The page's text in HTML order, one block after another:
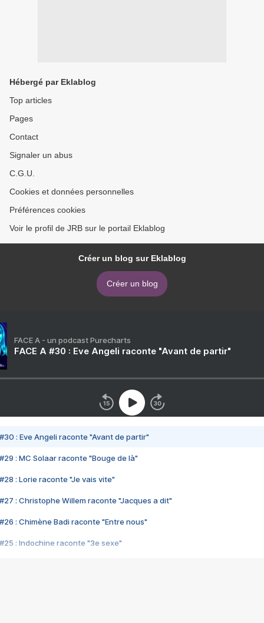
Hébergé par Eklablog
Top articles
Pages
Contact
Signaler un abus
C.G.U.
Cookies et données personnelles
Préférences cookies
Voir le profil de JRB sur le portail Eklablog
Créer un blog sur Eklablog
Créer un blog
FACE A - un podcast Purecharts
FACE A #30 : Eve Angeli raconte "Avant de partir"
#30 : Eve Angeli raconte "Avant de partir"
#29 : MC Solaar raconte "Bouge de là"
#28 : Lorie raconte "Je vais vite"
#27 : Christophe Willem raconte "Jacques a dit"
#26 : Chimène Badi raconte "Entre nous"
#25 : Indochine raconte "3e sexe"